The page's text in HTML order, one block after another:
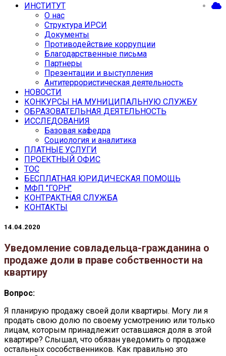
ИНСТИТУТ
О нас
Структура ИРСИ
Документы
Противодействие коррупции
Благодарственные письма
Партнеры
Презентации и выступления
Антитеррористическая деятельность
НОВОСТИ
КОНКУРСЫ НА МУНИЦИПАЛЬНУЮ СЛУЖБУ
ОБРАЗОВАТЕЛЬНАЯ ДЕЯТЕЛЬНОСТЬ
ИССЛЕДОВАНИЯ
Базовая кафедра
Социология и аналитика
ПЛАТНЫЕ УСЛУГИ
ПРОЕКТНЫЙ ОФИС
ТОС
БЕСПЛАТНАЯ ЮРИДИЧЕСКАЯ ПОМОЩЬ
МФП "ГОРН"
КОНТРАКТНАЯ СЛУЖБА
КОНТАКТЫ
14.04.2020
Уведомление совладельца-гражданина о
продаже доли в праве собственности на
квартиру
Вопрос:
Я планирую продажу своей доли квартиры. Могу ли я
продать свою долю по своему усмотрению или только
лицам, которым принадлежит оставшаяся доля в этой
квартире? Слышал, что обязан уведомить о продаже
остальных сособственников. Как правильно это